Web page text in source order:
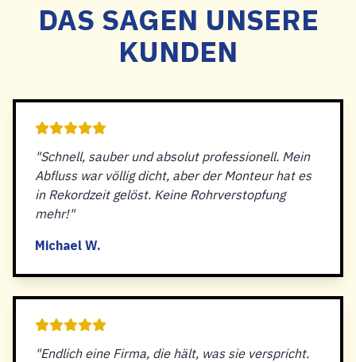
DAS SAGEN UNSERE
KUNDEN
"Schnell, sauber und absolut professionell. Mein
Abfluss war völlig dicht, aber der Monteur hat es
in Rekordzeit gelöst. Keine Rohrverstopfung
mehr!"
Michael W.
"Endlich eine Firma, die hält, was sie verspricht.